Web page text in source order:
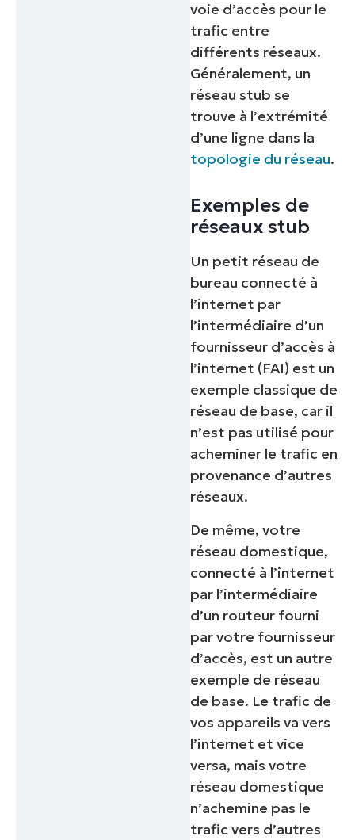
voie d’accès pour le
trafic entre
différents réseaux.
Généralement, un
réseau stub se
trouve à l’extrémité
d’une ligne dans la
topologie du réseau.
Exemples de
réseaux stub
Un petit réseau de
bureau connecté à
l’internet par
l’intermédiaire d’un
fournisseur d’accès à
l’internet (FAI) est un
exemple classique de
réseau de base, car il
n’est pas utilisé pour
acheminer le trafic en
provenance d’autres
réseaux.
De même, votre
réseau domestique,
connecté à l’internet
par l’intermédiaire
d’un routeur fourni
par votre fournisseur
d’accès, est un autre
exemple de réseau
de base. Le trafic de
vos appareils va vers
l’internet et vice
versa, mais votre
réseau domestique
n’achemine pas le
trafic vers d’autres